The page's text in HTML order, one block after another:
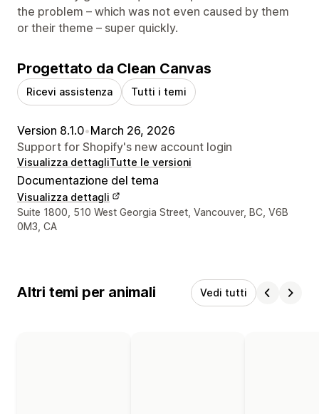
the problem – which was not even caused by them
or their theme – super quickly.
Progettato da Clean Canvas
Ricevi assistenza Tutti i temi
Version 8.1.0•March 26, 2026
Support for Shopify's new account login
Visualizza dettagliTutte le versioni
Documentazione del tema
Visualizza dettagli
Recapiti del designer
Suite 1800, 510 West Georgia Street, Vancouver, BC, V6B
0M3, CA
Altri temi per animali Vedi tutti